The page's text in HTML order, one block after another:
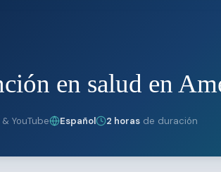
en salud en
& YouTube Español 2 horas de duración